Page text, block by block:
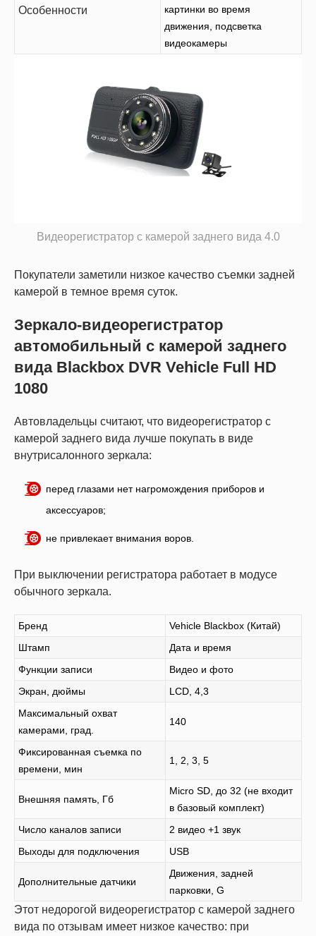
Особенности
картинки во время
движения, подсветка
видеокамеры
Видеорегистратор с камерой заднего вида 4.0
Покупатели заметили низкое качество съемки задней
камерой в темное время суток.
Зеркало-видеорегистратор
автомобильный с камерой заднего
вида Blackbox DVR Vehicle Full HD
1080
Автовладельцы считают, что видеорегистратор с
камерой заднего вида лучше покупать в виде
внутрисалонного зеркала:
перед глазами нет нагромождения приборов и
аксессуаров;
не привлекает внимания воров.
При выключении регистратора работает в модусе
обычного зеркала.
Бренд
Vehicle Blackbox (Китай)
Штамп
Дата и время
Функции записи
Видео и фото
Экран, дюймы
LCD, 4,3
Максимальный охват
камерами, град.
140
Фиксированная съемка по
времени, мин
1, 2, 3, 5
Внешняя память, Гб
Micro SD, до 32 (не входит
в базовый комплект)
Число каналов записи
2 видео +1 звук
Выходы для подключения
USB
Дополнительные датчики
Движения, задней
парковки, G
Этот недорогой видеорегистратор с камерой заднего
вида по отзывам имеет низкое качество: при